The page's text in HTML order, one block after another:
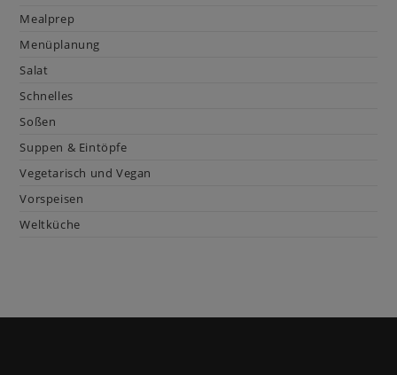
Mealprep
Menüplanung
Salat
Schnelles
Soßen
Suppen & Eintöpfe
Vegetarisch und Vegan
Vorspeisen
Weltküche